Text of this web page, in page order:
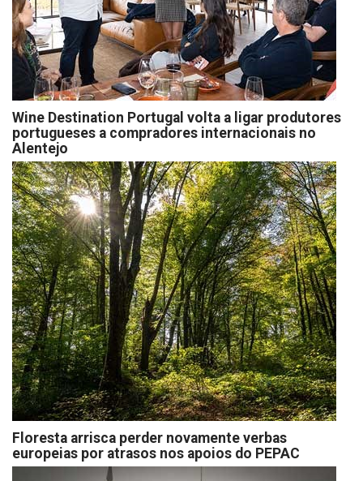
Wine Destination Portugal volta a ligar produtores
portugueses a compradores internacionais no
Alentejo
Floresta arrisca perder novamente verbas
europeias por atrasos nos apoios do PEPAC